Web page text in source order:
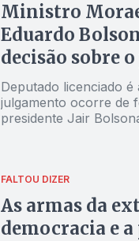
Ministro
Eduardo
decisão sobre
Deputado licenciado
julgamento ocorre de
presidente Jair
FALTOU DIZER
As armas da
democracia e